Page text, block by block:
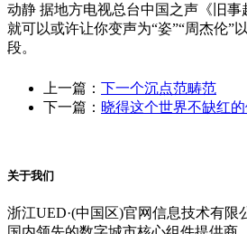
动静 据地方电视总台中国之声《旧
就可以或许让你变声为“姿”“周杰伦”
段。
上一篇： 下一个沉点范畴范
下一篇： 晓得这个世界不缺红的
关于我们
浙江UED·(中国区)官网信息技术有限